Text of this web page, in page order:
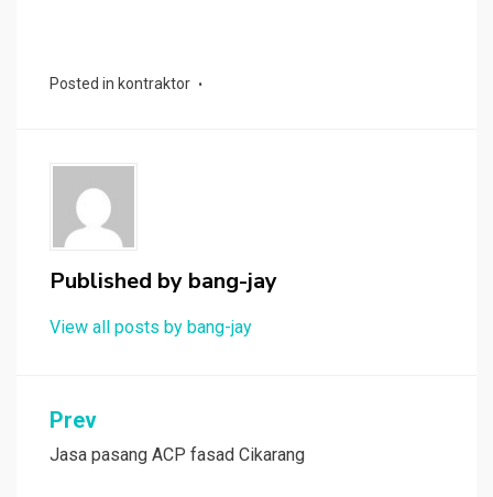
Posted in kontraktor
Published by bang-jay
View all posts by bang-jay
Post
navigation
Prev
Jasa pasang ACP fasad Cikarang